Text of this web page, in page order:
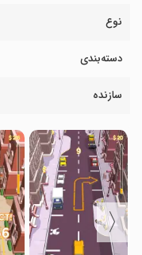
نوع
دسته‌بندی
سازنده
〈